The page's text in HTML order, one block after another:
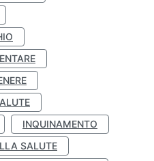
INQUINAMENTO
SALUTE